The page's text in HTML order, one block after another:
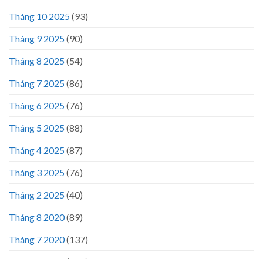
Tháng 10 2025(93)
Tháng 9 2025(90)
Tháng 8 2025(54)
Tháng 7 2025(86)
Tháng 6 2025(76)
Tháng 5 2025(88)
Tháng 4 2025(87)
Tháng 3 2025(76)
Tháng 2 2025(40)
Tháng 8 2020(89)
Tháng 7 2020(137)